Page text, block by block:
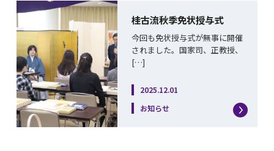
桂古流秋季免状授与式
今回も免状授与式が無事に開催
されました。国家司、正教授、
[…]
2025.12.01
お知らせ